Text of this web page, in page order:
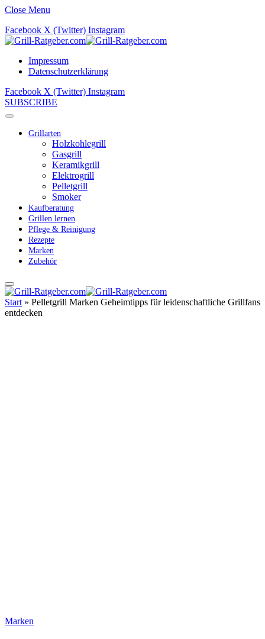
Close Menu
Facebook X (Twitter) Instagram
Impressum
Datenschutzerklärung
Facebook X (Twitter) Instagram
SUBSCRIBE
Grillarten
Holzkohlegrill
Gasgrill
Keramikgrill
Elektrogrill
Pelletgrill
Smoker
Kaufberatung
Grillen lernen
Pflege & Reinigung
Rezepte
Marken
Zubehör
Start » Pelletgrill Marken Geheimtipps für leidenschaftliche Grillfans
entdecken
Marken